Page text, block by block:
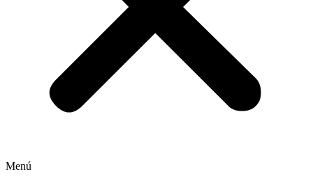
Menú